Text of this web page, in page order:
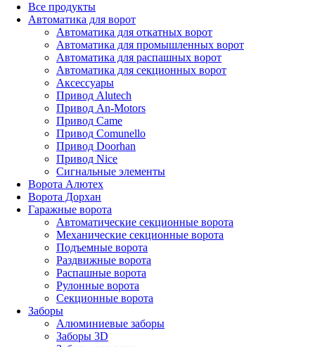
Все продукты
Автоматика для ворот
Автоматика для откатных ворот
Автоматика для промышленных ворот
Автоматика для распашных ворот
Автоматика для секционных ворот
Аксессуары
Привод Alutech
Привод An-Motors
Привод Came
Привод Comunello
Привод Doorhan
Привод Nice
Сигнальные элементы
Ворота Алютех
Ворота Дорхан
Гаражные ворота
Автоматические секционные ворота
Механические секционные ворота
Подъемные ворота
Раздвижные ворота
Распашные ворота
Рулонные ворота
Секционные ворота
Заборы
Алюминиевые заборы
Заборы 3D